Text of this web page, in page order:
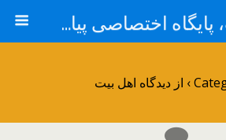
ام الکتاب، پایگاه اختصاصی پیامبر اکرم حضرت محمد مصطفی صلی الله علیه و آله و سلم
از دیدگاه اهل بیت